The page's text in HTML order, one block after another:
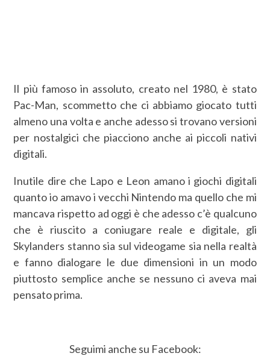
Il più famoso in assoluto, creato nel 1980, è stato
Pac-Man, scommetto che ci abbiamo giocato tutti
almeno una volta e anche adesso si trovano versioni
per nostalgici che piacciono anche ai piccoli nativi
digitali.
Inutile dire che Lapo e Leon amano i giochi digitali
quanto io amavo i vecchi Nintendo ma quello che mi
mancava rispetto ad oggi è che adesso c’è qualcuno
che è riuscito a coniugare reale e digitale, gli
Skylanders stanno sia sul videogame sia nella realtà
e fanno dialogare le due dimensioni in un modo
piuttosto semplice anche se nessuno ci aveva mai
pensato prima.
Seguimi anche su Facebook: